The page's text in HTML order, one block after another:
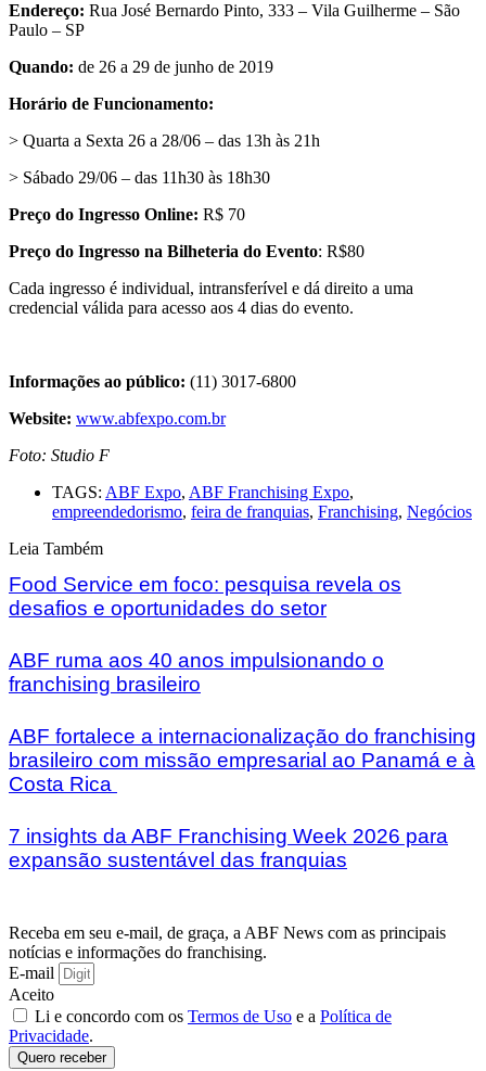
Endereço: Rua José Bernardo Pinto, 333 – Vila Guilherme – São
Paulo – SP
Quando: de 26 a 29 de junho de 2019
Horário de Funcionamento:
> Quarta a Sexta 26 a 28/06 – das 13h às 21h
> Sábado 29/06 – das 11h30 às 18h30
Preço do Ingresso Online: R$ 70
Preço do Ingresso na Bilheteria do Evento: R$80
Cada ingresso é individual, intransferível e dá direito a uma
credencial válida para acesso aos 4 dias do evento.
Informações ao público: (11) 3017-6800
Website: www.abfexpo.com.br
Foto: Studio F
TAGS: ABF Expo, ABF Franchising Expo,
empreendedorismo, feira de franquias, Franchising, Negócios
Leia Também
Food Service em foco: pesquisa revela os
desafios e oportunidades do setor
ABF ruma aos 40 anos impulsionando o
franchising brasileiro
ABF fortalece a internacionalização do franchising
brasileiro com missão empresarial ao Panamá e à
Costa Rica
7 insights da ABF Franchising Week 2026 para
expansão sustentável das franquias
Receba em seu e-mail, de graça, a ABF News com as principais
notícias e informações do franchising.
E-mail
Aceito
Li e concordo com os Termos de Uso e a Política de
Privacidade.
Quero receber